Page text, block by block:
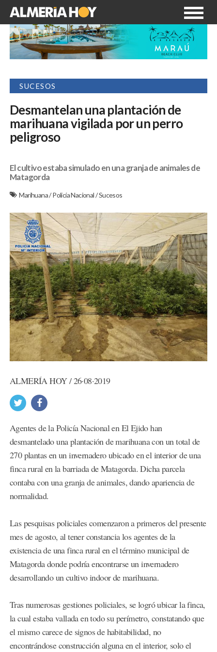
SUCESOS
Desmantelan una plantación de
marihuana vigilada por un perro
peligroso
El cultivo estaba simulado en una granja de animales de
Matagorda
Marihuana/Policía Nacional/Sucesos
ALMERÍA HOY / 26·08·2019
Agentes de la Policía Nacional en El Ejido han
desmantelado una plantación de marihuana con un total de
270 plantas en un invernadero ubicado en el interior de una
finca rural en la barriada de Matagorda. Dicha parcela
contaba con una granja de animales, dando apariencia de
normalidad.
Las pesquisas policiales comenzaron a primeros del presente
mes de agosto, al tener constancia los agentes de la
existencia de una finca rural en el término municipal de
Matagorda donde podría encontrarse un invernadero
desarrollando un cultivo indoor de marihuana.
Tras numerosas gestiones policiales, se logró ubicar la finca,
la cual estaba vallada en todo su perímetro, constatando que
el mismo carece de signos de habitabilidad, no
encontrándose construcción alguna en el interior, solo el